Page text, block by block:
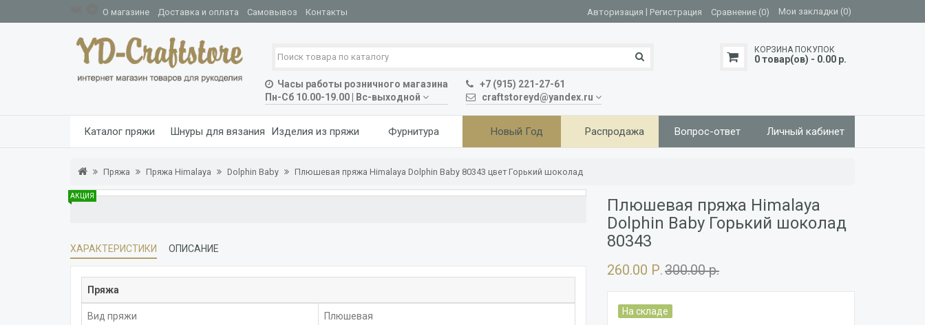
О магазине Доставка и оплата Самовывоз Контакты Авторизация | Регистрация Сравнение (0) Мои закладки (0)
Часы работы розничного магазина
Пн-Сб 10.00-19.00 | Вс-выходной
+7 (915) 221-27-61
craftstoreyd@yandex.ru
КОРЗИНА ПОКУПОК
0 товар(ов) - 0.00 р.
Каталог пряжи Шнуры для вязания Изделия из пряжи Фурнитура Новый Год Распродажа Вопрос-ответ Личный кабинет
Пряжа Пряжа Himalaya Dolphin Baby Плюшевая пряжа Himalaya Dolphin Baby 80343 цвет Горький шоколад
АКЦИЯ
ХАРАКТЕРИСТИКИ ОПИСАНИЕ
Пряжа
Вид пряжи Плюшевая
Плюшевая пряжа Himalaya
Dolphin Baby Горький шоколад
80343
260.00 Р.300.00 р.
На складе